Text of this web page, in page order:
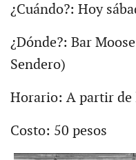
¿Cuándo?: Hoy
¿Dónde?: Bar
Sendero)
Horario: A partir de
Costo: 50 pesos